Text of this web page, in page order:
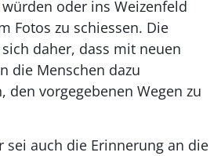
oder ins Weizenfeld
Fotos zu schiessen. Die
daher, dass mit neuen
die Menschen dazu
den vorgegebenen Wegen zu
sei auch die Erinnerung an die